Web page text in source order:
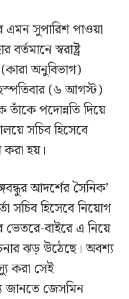
এমন সুপারিশ পাওয়া
স্বরাষ্ট্র
অনুবিভাগ)
(৬ আগস্ট)
তাঁকে পদোন্নতি দিয়ে
সচিব হিসেবে
করা হয়।
আদর্শের সৈনিক’
সচিব হিসেবে নিয়োগ
বাইরে এ নিয়ে
ঝড় উঠেছে। অবশ্য
করা সেই
জানতে জেসমিন